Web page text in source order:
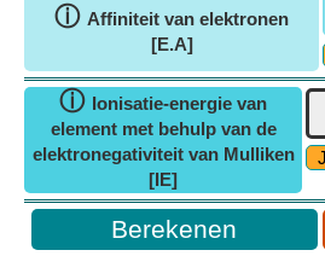
ⓘ Affiniteit van elektronen
[E.A]
ⓘ Ionisatie-energie van
element met behulp van de
elektronegativiteit van Mulliken
[IE]